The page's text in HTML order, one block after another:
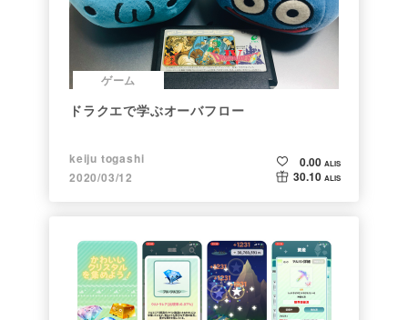
ゲーム
ドラクエで学ぶオーバフロー
keiju togashi
2020/03/12
0.00 ALIS
30.10 ALIS